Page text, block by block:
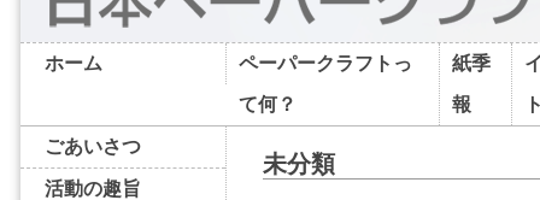
ホーム
ペーパークラフトっ
て何？
紙季
報
ごあいさつ
活動の趣旨
未分類